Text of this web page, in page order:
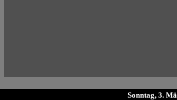
Sonntag, 3.